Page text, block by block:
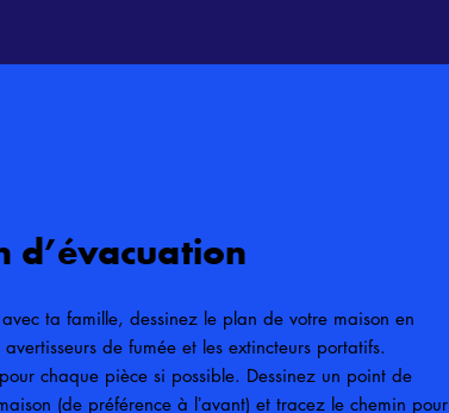
d’évacuation
ta famille, dessinez le plan de votre maison en
de fumée et les extincteurs portatifs.
chaque pièce si possible. Dessinez un point de
(de préférence à lʼavant) et tracez le chemin pour